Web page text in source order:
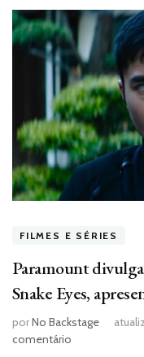
FILMES E SÉRIES
Paramount
Snake Eyes,
porNo Backstage
comentário